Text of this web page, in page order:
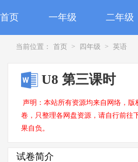
首页 一年级 二年级
当前位置： 首页 > 四年级 > 英语
U8 第三课时
声明：本站所有资源均来自网络，
卷，只整理各网盘资源，请自行前往
果自负。
试卷简介